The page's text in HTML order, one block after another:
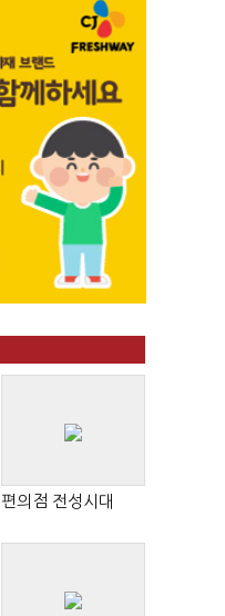
편의점 전성시대